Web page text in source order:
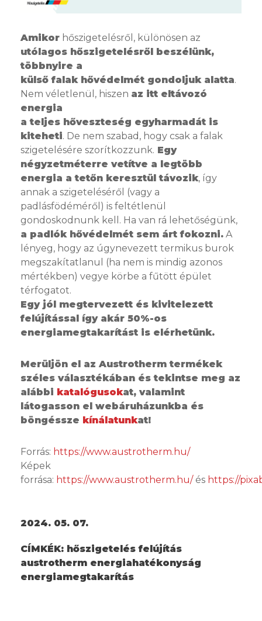
Amikor hőszigetelésről, különösen az
utólagos hőszigetelésről beszélünk,
többnyire a
külső falak hővédelmét gondoljuk alatta.
Nem véletlenül, hiszen az itt eltávozó
energia
a teljes hőveszteség egyharmadát is
kiteheti. De nem szabad, hogy csak a falak
szigetelésére szorítkozzunk. Egy
négyzetméterre vetítve a legtöbb
energia a tetőn keresztül távozik, így
annak a szigeteléséről (vagy a
padlásfödéméről) is feltétlenül
gondoskodnunk kell. Ha van rá lehetőségünk,
a padlók hővédelmét sem árt fokozni. A
lényeg, hogy az úgynevezett termikus burok
megszakítatlanul (ha nem is mindig azonos
mértékben) vegye körbe a fűtött épület
térfogatot.
Egy jól megtervezett és kivitelezett
felújítással így akár 50%-os
energiamegtakarítást is elérhetünk.
Merüljön el az Austrotherm termékek
széles választékában és tekintse meg az
alábbi katalógusokat, valamint
látogasson el webáruházunkba és
böngéssze kínálatunkat!
Forrás: https://www.austrotherm.hu/
Képek
forrása: https://www.austrotherm.hu/és https://
2024. 05. 07.
CÍMKÉK: hőszigetelés felújítás
austrotherm energiahatékonyság
energiamegtakarítás